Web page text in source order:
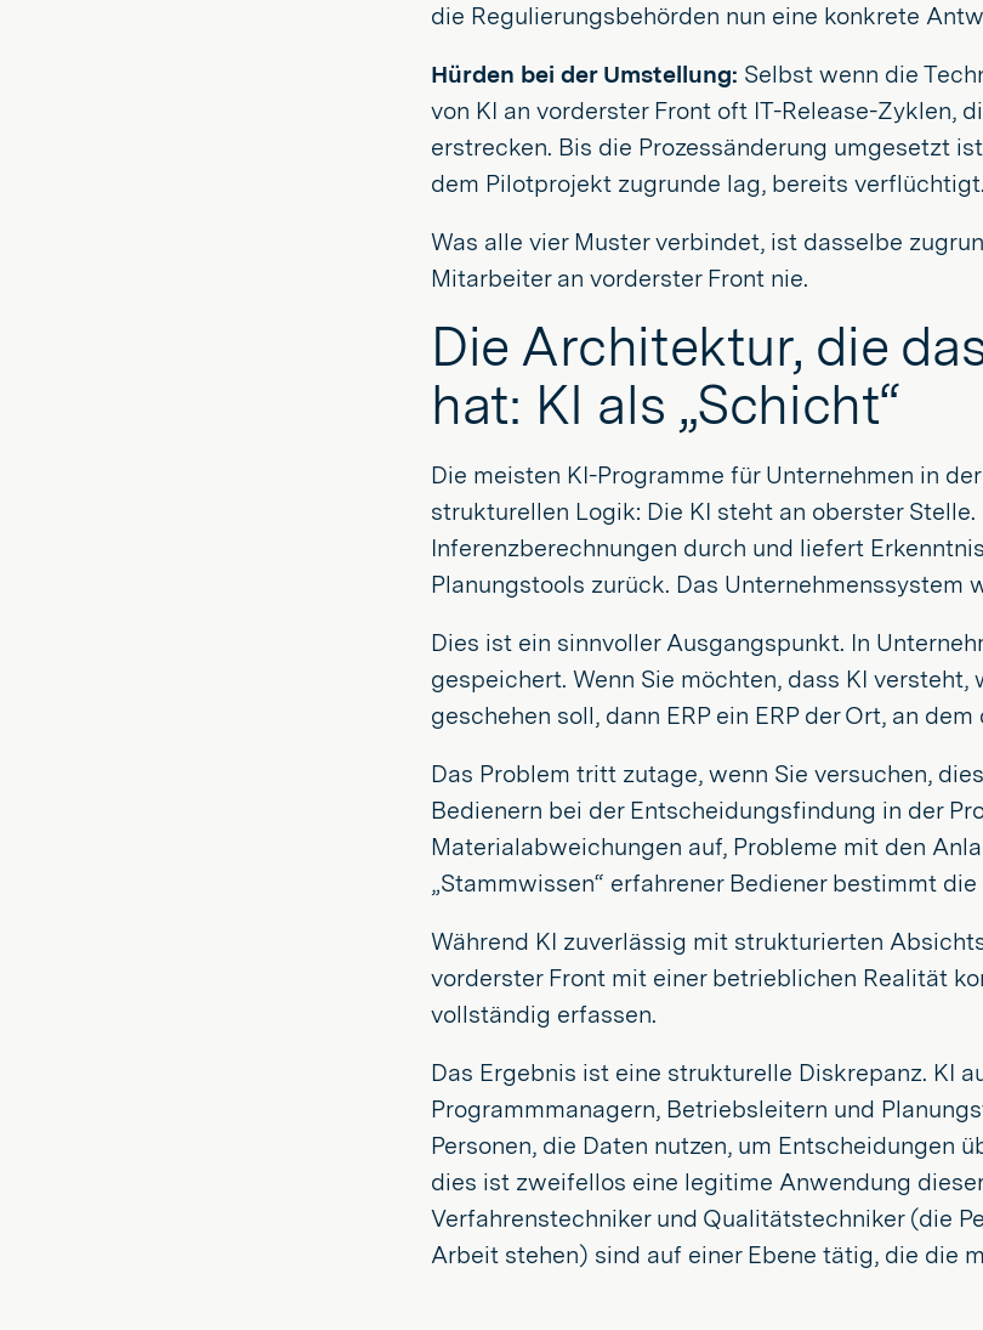
die Regulierungsbehörden nun eine konkrete
Hürden bei der Umstellung: Selbst wenn die
von KI an vorderster Front oft IT-Release-Zyklen,
erstrecken. Bis die Prozessänderung umgesetzt
dem Pilotprojekt zugrunde lag, bereits verflüchtigt.
Was alle vier Muster verbindet, ist dasselbe
Mitarbeiter an vorderster Front nie.
Die Architektur, die
hat: KI als „Schicht“
Die meisten KI-Programme für Unternehmen in
strukturellen Logik: Die KI steht an oberster Stelle.
Inferenzberechnungen durch und liefert
Planungstools zurück. Das Unternehmenssystem
Dies ist ein sinnvoller Ausgangspunkt. In
gespeichert. Wenn Sie möchten, dass KI
geschehen soll, dann ERP ein ERP der Ort, an
Das Problem tritt zutage, wenn Sie versuchen,
Bedienern bei der Entscheidungsfindung in der
Materialabweichungen auf, Probleme mit den
„Stammwissen“ erfahrener Bediener bestimmt
Während KI zuverlässig mit strukturierten
vorderster Front mit einer betrieblichen Realität
vollständig erfassen.
Das Ergebnis ist eine strukturelle Diskrepanz. KI
Programmmanagern, Betriebsleitern und
Personen, die Daten nutzen, um Entscheidungen
dies ist zweifellos eine legitime Anwendung
Verfahrenstechniker und Qualitätstechniker (die
Arbeit stehen) sind auf einer Ebene tätig, die die